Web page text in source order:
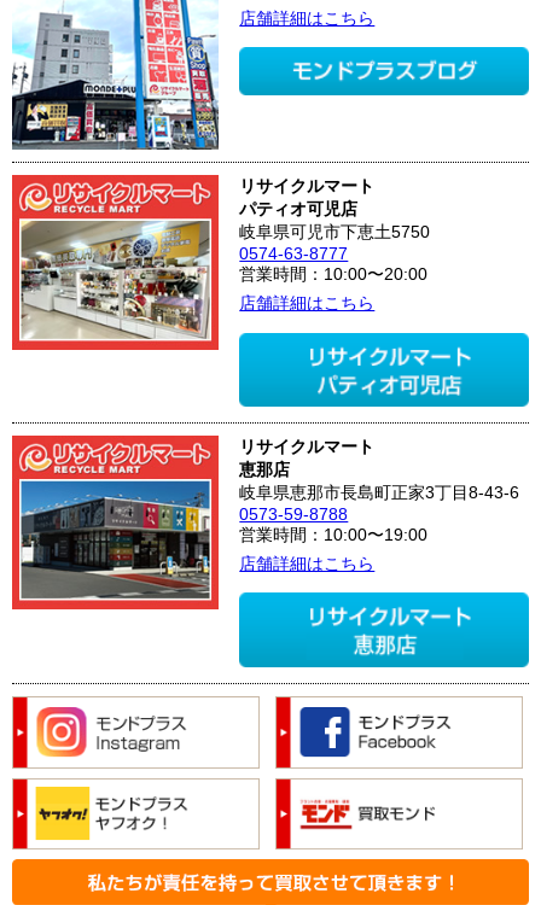
店舗詳細はこちら
リサイクルマート
パティオ可児店
岐阜県可児市下恵土5750
0574-63-8777
営業時間：10:00〜20:00
店舗詳細はこちら
リサイクルマート
恵那店
岐阜県恵那市長島町正家3丁目8-43-6
0573-59-8788
営業時間：10:00〜19:00
店舗詳細はこちら